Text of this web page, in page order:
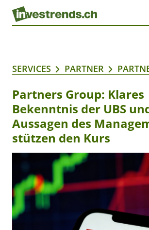
SERVICES PARTNER
Partners Group: Klares
Bekenntnis der UBS
Aussagen des
stützen den Kurs